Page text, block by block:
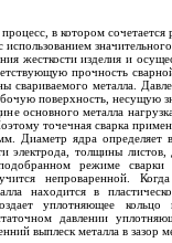
в котором сочетается
жесткости изделия и
прочность
свариваемого металла.
поверхность, несущую
основного металла
точечная сварка
Диаметр ядра определяет
электрода, толщины листов,
режиме
непроваренной.
находится в
уплотняющее кольцо
давлении
выплеск металла в зазор